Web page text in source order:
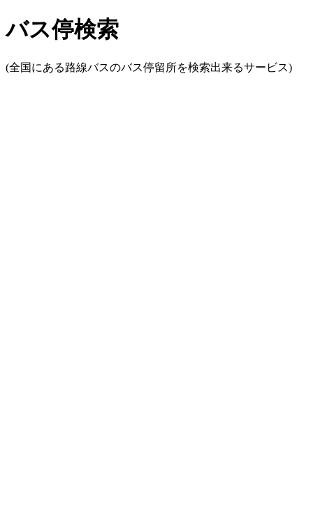
バス停検索
(全国にある路線バスのバス停留所を検索出来るサービス)